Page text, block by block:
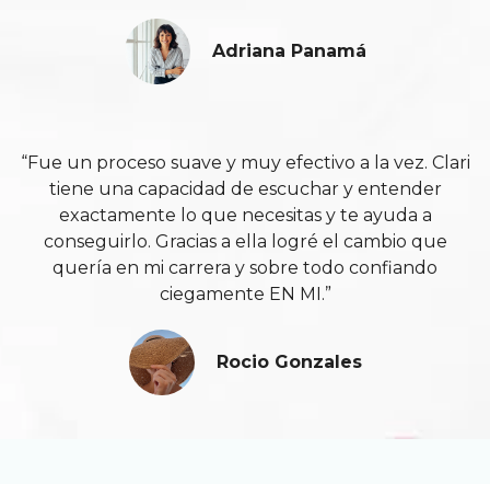
Adriana Panamá
“Fue un proceso suave y muy efectivo a la vez. Clari
tiene una capacidad de escuchar y entender
exactamente lo que necesitas y te ayuda a
conseguirlo. Gracias a ella logré el cambio que
quería en mi carrera y sobre todo confiando
ciegamente EN MI.”
Rocio Gonzales